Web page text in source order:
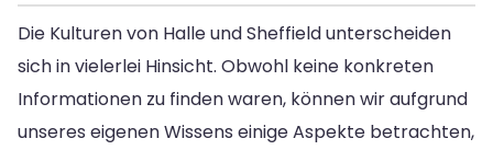
Die Kulturen von Halle und Sheffield unterscheiden
sich in vielerlei Hinsicht. Obwohl keine konkreten
Informationen zu finden waren, können wir aufgrund
unseres eigenen Wissens einige Aspekte betrachten,